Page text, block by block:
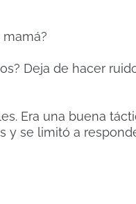
Deja de hacer
Era una buena
y se limitó a